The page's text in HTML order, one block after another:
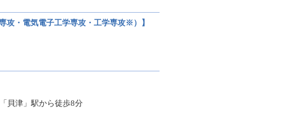
攻・電気電子工学専攻・工学専攻※）】
貝津」駅から徒歩8分